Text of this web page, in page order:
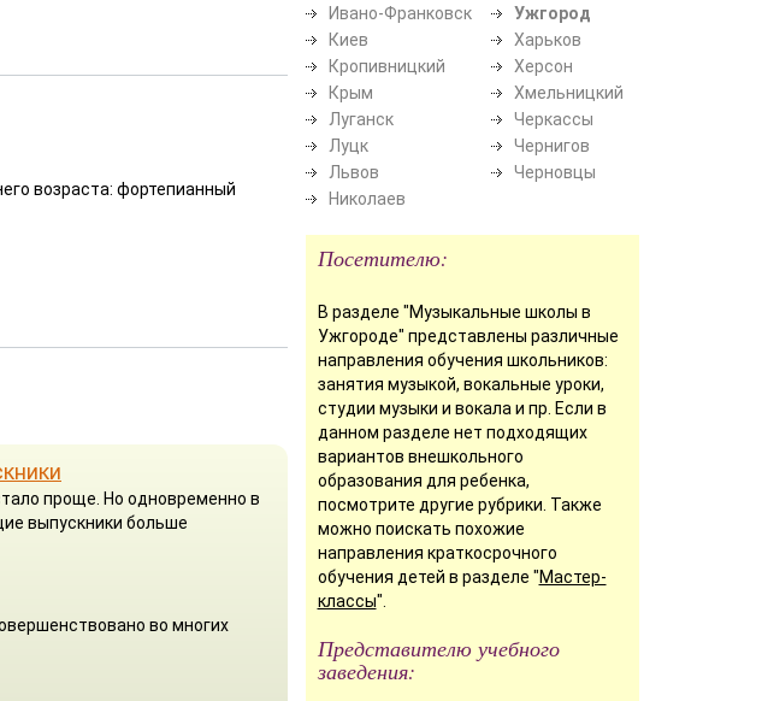
возраста: фортепианный
проще. Но одновременно в
выпускники больше
во многих
Ивано-Франковск
Киев
Кропивницкий
Крым
Луганск
Луцк
Львов
Николаев
Ужгород
Харьков
Херсон
Хмельницкий
Черкассы
Чернигов
Черновцы
Посетителю:
В разделе "Музыкальные школы в
Ужгороде" представлены различные
направления обучения школьников:
занятия музыкой, вокальные уроки,
студии музыки и вокала и пр. Если в
данном разделе нет подходящих
вариантов внешкольного
образования для ребенка,
посмотрите другие рубрики. Также
можно поискать похожие
направления краткосрочного
обучения детей в разделе "Мастер-
классы".
Представителю учебного
заведения: